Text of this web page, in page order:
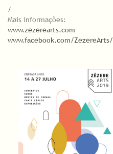
/
Mais informações:
www.zezerearts.com
www.facebook.com/ZezereArts/